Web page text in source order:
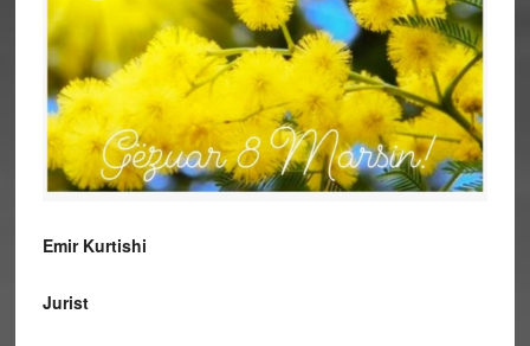
Emir Kurtishi
Jurist